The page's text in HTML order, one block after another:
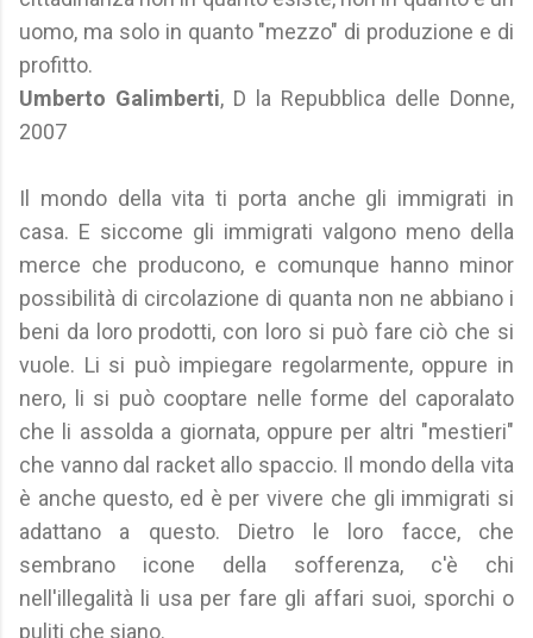
uomo, ma solo in quanto "mezzo" di produzione e di
profitto.
Umberto Galimberti, D la Repubblica delle Donne,
2007
Il mondo della vita ti porta anche gli immigrati in
casa. E siccome gli immigrati valgono meno della
merce che producono, e comunque hanno minor
possibilità di circolazione di quanta non ne abbiano i
beni da loro prodotti, con loro si può fare ciò che si
vuole. Li si può impiegare regolarmente, oppure in
nero, li si può cooptare nelle forme del caporalato
che li assolda a giornata, oppure per altri "mestieri"
che vanno dal racket allo spaccio. Il mondo della vita
è anche questo, ed è per vivere che gli immigrati si
adattano a questo. Dietro le loro facce, che
sembrano icone della sofferenza, c'è chi
nell'illegalità li usa per fare gli affari suoi, sporchi o
puliti che siano.